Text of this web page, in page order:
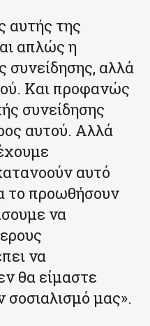
αυτής της
απλώς η
συνείδησης, αλλά
Και προφανώς
συνείδησης
αυτού. Αλλά
αυτό
το προωθήσουν
να
να
θα είμαστε
σοσιαλισμό μας».